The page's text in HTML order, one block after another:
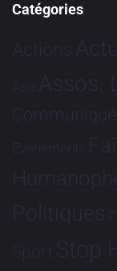
Catégories
Actions
Asie Assos.
Evénements
Politiques
Sport Stop